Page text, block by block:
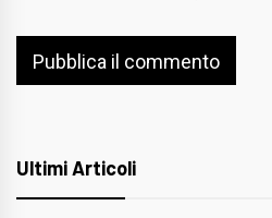
Ultimi Articoli